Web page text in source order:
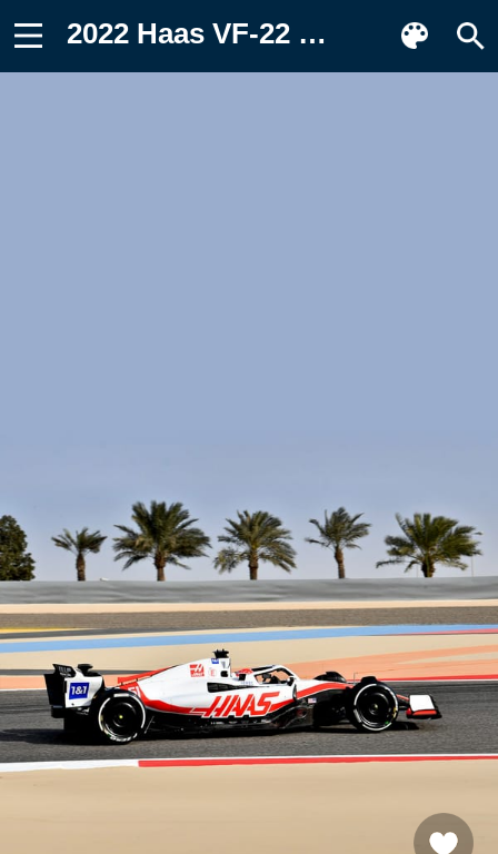
2022 Haas VF-22 Фон для телефона